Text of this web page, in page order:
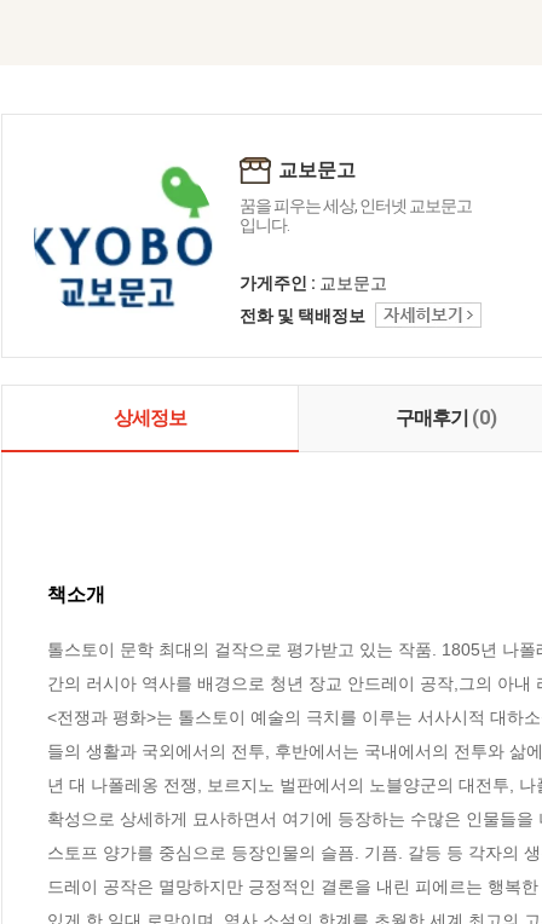
교보문고
꿈을 피우는 세상, 인터넷 교보문고
입니다.
가게주인 : 교보문고
전화 및 택배정보
상세정보 구매후기 (0)
책소개
톨스토이 문학 최대의 걸작으로 평가받고 있는 작품. 1805년 나
간의 러시아 역사를 배경으로 청년 장교 안드레이 공작,그의 아내
<전쟁과 평화>는 톨스토이 예술의 극치를 이루는 서사시적 대하
들의 생활과 국외에서의 전투, 후반에서는 국내에서의 전투와
년 대 나폴레옹 전쟁, 보르지노 벌판에서의 노블양군의 대전투,
확성으로 상세하게 묘사하면서 여기에 등장하는 수많은 인물들
스토프 양가를 중심으로 등장인물의 슬픔. 기픔. 갈등 등 각자의
드레이 공작은 멸망하지만 긍정적인 결론을 내린 피에르는 행복
있게 한 일대 로망이며, 역사 소설의 한계를 초월한 세계 최고의